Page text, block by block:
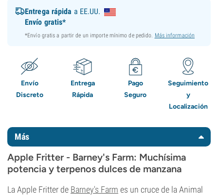
Entrega rápida a EE.UU.
Envío gratis*
*Envío gratis a partir de un importe mínimo de pedido. Más información
Envío
Discreto
Entrega
Rápida
Pago
Seguro
Seguimiento
y
Localización
Más
Apple Fritter - Barney's Farm: Muchísima
potencia y terpenos dulces de manzana
La Apple Fritter de Barney's Farm es un cruce de la Animal